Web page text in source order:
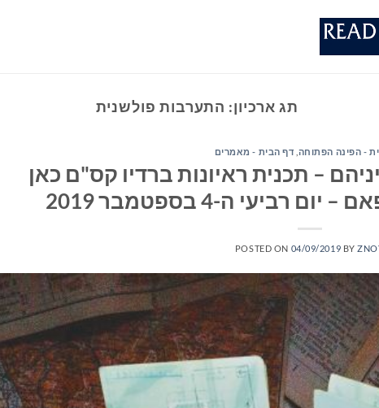
תג ארכיון: התערבות פולשנית
- הפינה הפתוחה דף הבית - מאמרים
– תכנית ראיונות ברדיו קס"ם כאן
POSTED ON 04/09/2019 BY